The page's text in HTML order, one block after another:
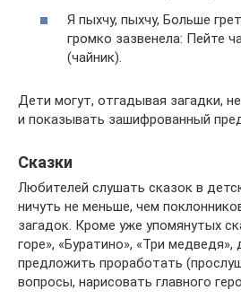
Я пыхчу, пыхчу, Больше
громко зазвенела: Пейте
(чайник).
Дети могут, отгадывая загадки,
и показывать зашифрованный
Сказки
Любителей слушать сказок в
ничуть не меньше, чем
загадок. Кроме уже упомянутых
горе», «Буратино», «Три
предложить проработать
вопросы, нарисовать главного